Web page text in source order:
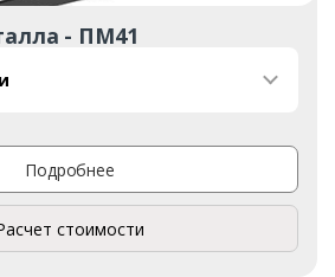
Заказать
- ПМ41
Подробнее
стоимости